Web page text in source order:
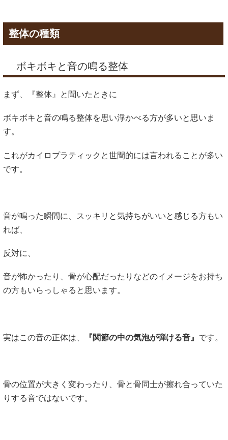
整体の種類
ボキボキと音の鳴る整体
まず、『整体』と聞いたときに
ボキボキと音の鳴る整体を思い浮かべる方が多いと思いま
す。
これがカイロプラティックと世間的には言われることが多い
です。
音が鳴った瞬間に、スッキリと気持ちがいいと感じる方もい
れば、
反対に、
音が怖かったり、骨が心配だったりなどのイメージをお持ち
の方もいらっしゃると思います。
実はこの音の正体は、 『関節の中の気泡が弾ける音』 です。
骨の位置が大きく変わったり、骨と骨同士が擦れ合っていた
りする音ではないです。